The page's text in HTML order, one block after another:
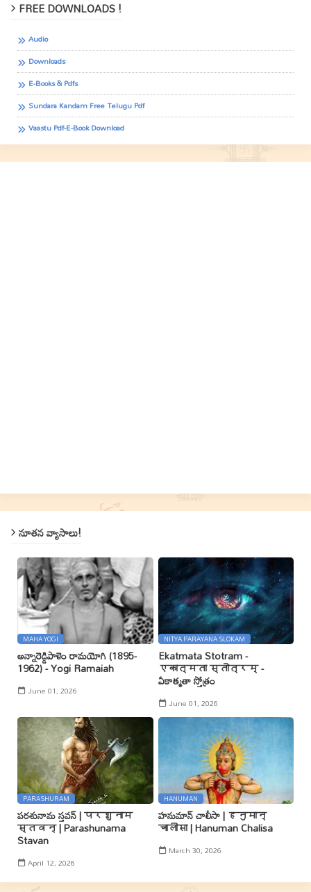
FREE DOWNLOADS !
Audio
Downloads
E-Books & Pdfs
Sundara Kandam Free Telugu Pdf
Vaastu Pdf-E-Book Download
నూతన వ్యాసాలు!
MAHA YOGI
అన్నారెడ్డిపాళెం రామయోగి (1895-
1962) - Yogi Ramaiah
June 01, 2026
NITYA PARAYANA SLOKAM
Ekatmata Stotram -
एकात्मता स्तोत्रम् -
ఏకాత్మతా స్తోత్రం
June 01, 2026
PARASHURAM
పరశునామ స్తవన్ | परशुनाम
स्तवन् | Parashunama
Stavan
April 12, 2026
HANUMAN
హనుమాన్ చాలీసా | हनुमान्
चालीसा | Hanuman Chalisa
March 30, 2026